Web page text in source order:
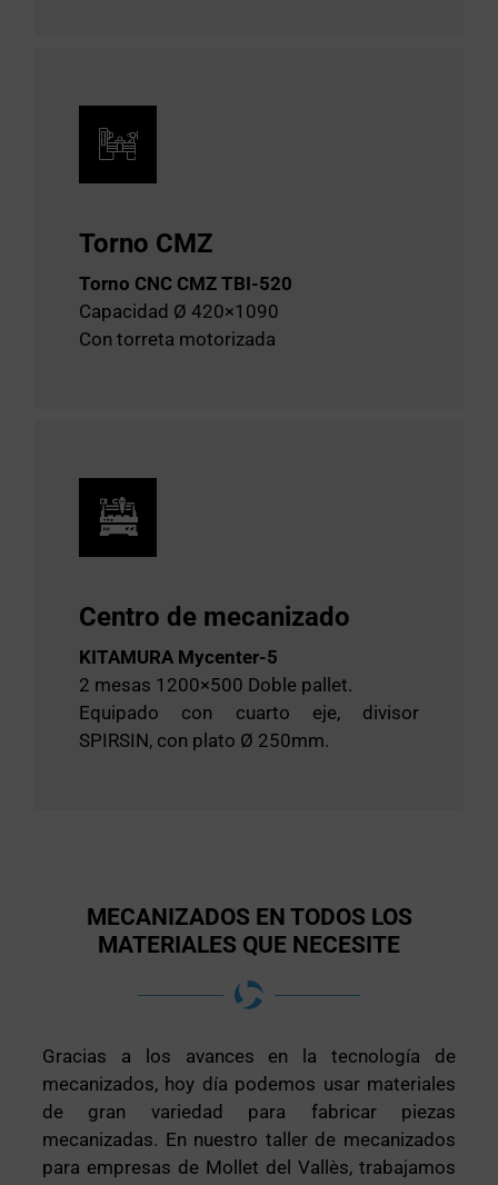
Torno CMZ
Torno CNC CMZ TBI-520
Capacidad Ø 420×1090
Con torreta motorizada
Centro de mecanizado
KITAMURA Mycenter-5
2 mesas 1200×500 Doble pallet.
Equipado con cuarto eje, divisor
SPIRSIN, con plato Ø 250mm.
MECANIZADOS EN TODOS LOS
MATERIALES QUE NECESITE
Gracias a los avances en la tecnología de
mecanizados, hoy día podemos usar materiales
de gran variedad para fabricar piezas
mecanizadas. En nuestro taller de mecanizados
para empresas de Mollet del Vallès, trabajamos